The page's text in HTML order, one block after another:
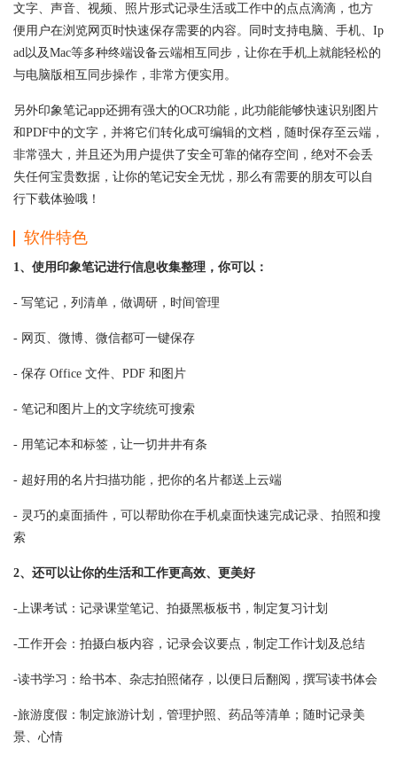
文字、声音、视频、照片形式记录生活或工作中的点点滴滴，也方
便用户在浏览网页时快速保存需要的内容。同时支持电脑、手机、Ip
ad以及Mac等多种终端设备云端相互同步，让你在手机上就能轻松的
与电脑版相互同步操作，非常方便实用。
另外印象笔记app还拥有强大的OCR功能，此功能能够快速识别图片
和PDF中的文字，并将它们转化成可编辑的文档，随时保存至云端，
非常强大，并且还为用户提供了安全可靠的储存空间，绝对不会丢
失任何宝贵数据，让你的笔记安全无忧，那么有需要的朋友可以自
行下载体验哦！
软件特色
1、使用印象笔记进行信息收集整理，你可以：
- 写笔记，列清单，做调研，时间管理
- 网页、微博、微信都可一键保存
- 保存 Office 文件、PDF 和图片
- 笔记和图片上的文字统统可搜索
- 用笔记本和标签，让一切井井有条
- 超好用的名片扫描功能，把你的名片都送上云端
- 灵巧的桌面插件，可以帮助你在手机桌面快速完成记录、拍照和搜
索
2、还可以让你的生活和工作更高效、更美好
-上课考试：记录课堂笔记、拍摄黑板板书，制定复习计划
-工作开会：拍摄白板内容，记录会议要点，制定工作计划及总结
-读书学习：给书本、杂志拍照储存，以便日后翻阅，撰写读书体会
-旅游度假：制定旅游计划，管理护照、药品等清单；随时记录美
景、心情